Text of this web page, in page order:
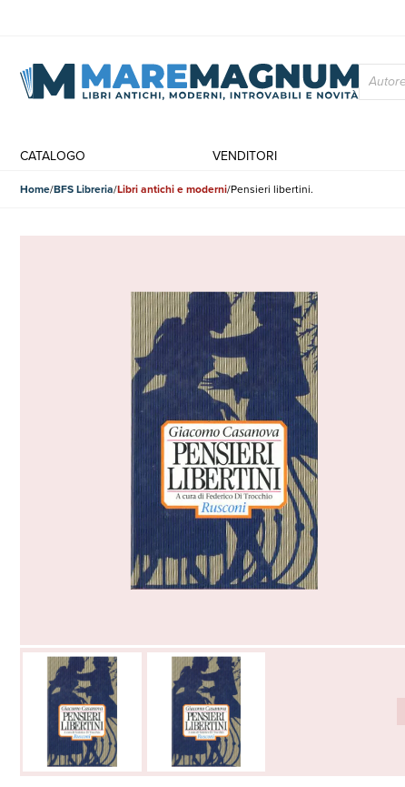
CATALOGO VENDITORI
Home BFS Libreria Libri antichi e moderni Pensieri libertini.